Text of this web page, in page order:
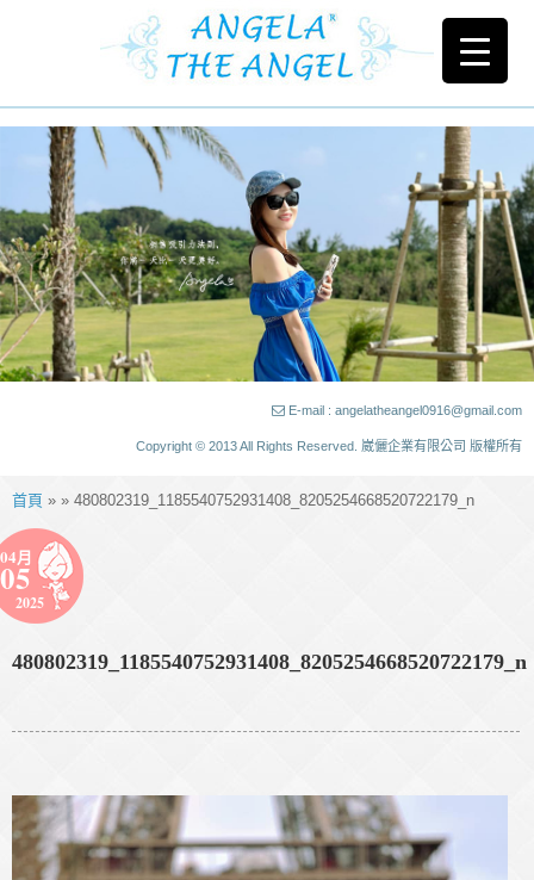
E-mail : angelatheangel0916@gmail.com
Copyright © 2013 All Rights Reserved. 崴儷企業有限公司 版權所有
首頁 » » 480802319_1185540752931408_8205254668520722179_n
04月
05
2025
480802319_1185540752931408_8205254668520722179_n